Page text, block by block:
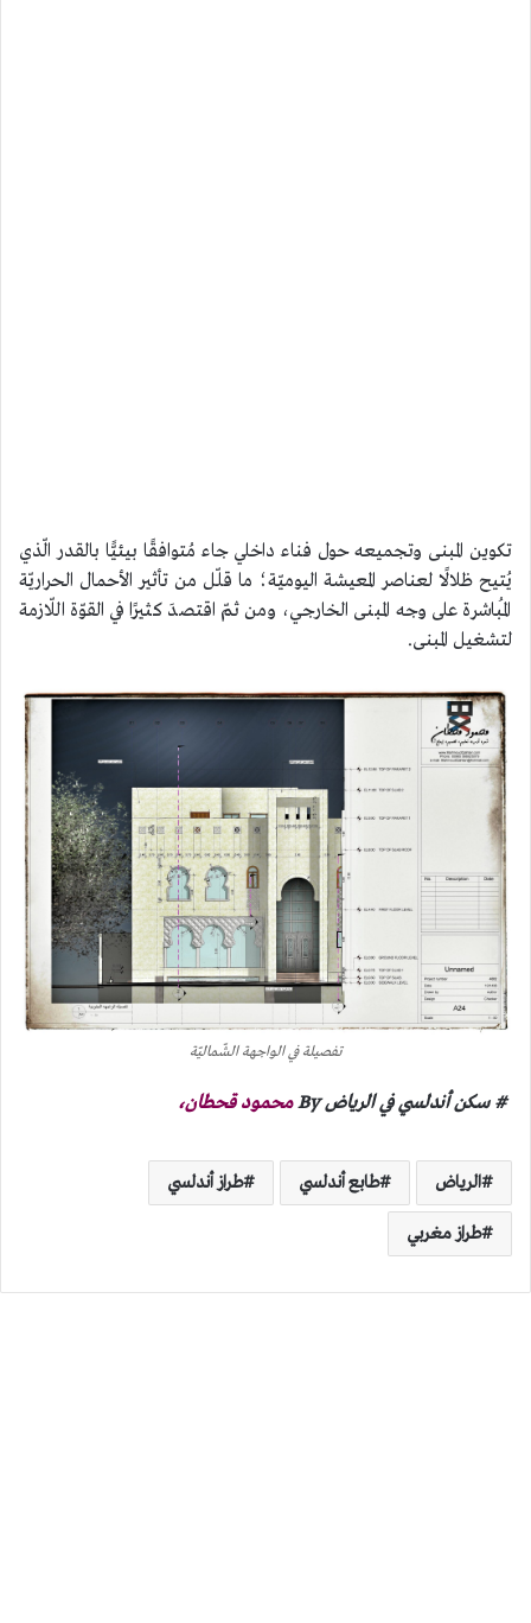
تكوين المبنى وتجميعه حول فناء داخلي جاء مُتوافقًا بيئيًّا بالقدر الّذي
يُتيح ظلالًا لعناصر المعيشة اليوميّة؛ ما قلّل من تأثير الأحمال الحراريّة
المُباشرة على وجه المبنى الخارجي، ومن ثمّ اقتصدَ كثيرًا في القوّة اللّازمة
لتشغيل المبنى.
تفصيلة في الواجهة الشّماليّة
# سكن أندلسي في الرياض By محمود قحطان،
الرياض طابع أندلسي طراز أندلسي
طراز مغربي